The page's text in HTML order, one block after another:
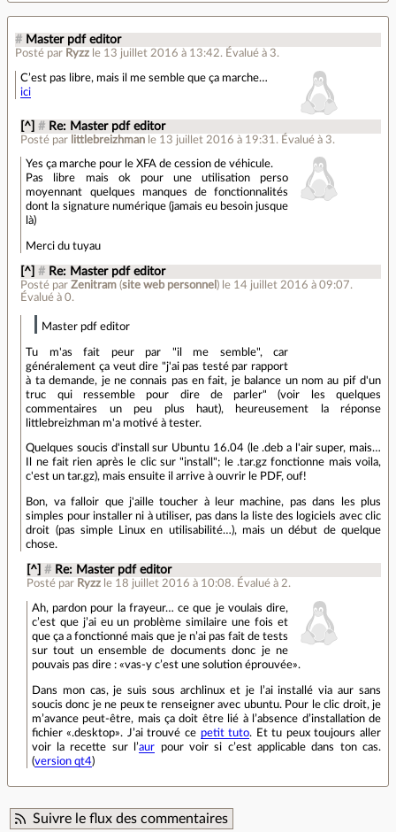
# Master pdf editor
Posté par Ryzz le 13 juillet 2016 à 13:42. Évalué à 3.
C’est pas libre, mais il me semble que ça marche…
ici
[^] # Re: Master pdf editor
Posté par littlebreizhman le 13 juillet 2016 à 19:31 . Évalué à 3.
Yes ça marche pour le XFA de cession de véhicule.
Pas libre mais ok pour une utilisation perso
moyennant quelques manques de fonctionnalités
dont la signature numérique (jamais eu besoin jusque
là)
Merci du tuyau
[^] # Re: Master pdf editor
Posté parZenitram (site web personnel ) le 14 juillet 2016 à 09:07.
Évalué à0.
Master pdf editor
Tu m'as fait peur par "il me semble", car
généralement ça veut dire "j'ai pas testé par rapport
à ta demande, je ne connais pas en fait, je balance un nom au pif d'un
truc qui ressemble pour dire de parler" (voir les quelques
commentaires un peu plus haut), heureusement la réponse
littlebreizhman m'a motivé à tester.
Quelques soucis d'install sur Ubuntu 16.04 (le .deb a l'air super, mais…
Il ne fait rien après le clic sur "install"; le .tar.gz fonctionne mais voila,
c'est un tar.gz), mais ensuite il arrive à ouvrir le PDF, ouf!
Bon, va falloir que j'aille toucher à leur machine, pas dans les plus
simples pour installer ni à utiliser, pas dans la liste des logiciels avec clic
droit (pas simple Linux en utilisabilité…), mais un début de quelque
chose.
[^] # Re: Master pdf editor
Posté par Ryzz le 18 juillet 2016 à 10:08. Évalué à 2.
Ah, pardon pour la frayeur… ce que je voulais dire,
c’est que j’ai eu un problème similaire une fois et
que ça a fonctionné mais que je n’ai pas fait de tests
sur tout un ensemble de documents donc je ne
pouvais pas dire : «vas-y c’est une solution éprouvée».
Dans mon cas, je suis sous archlinux et je l’ai installé via aur sans
soucis donc je ne peux te renseigner avec ubuntu. Pour le clic droit, je
m’avance peut-être, mais ça doit être lié à l’absence d’installation de
fichier «.desktop». J’ai trouvé ce petit tuto. Et tu peux toujours aller
voir la recette sur l’aur pour voir si c’est applicable dans ton cas.
(version qt4)
Suivre le flux des commentaires